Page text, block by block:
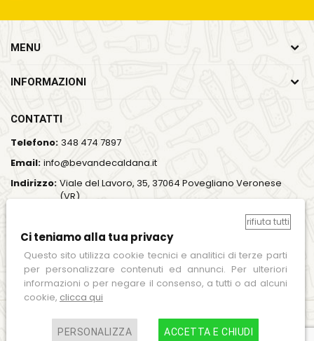
CONTATTI
Telefono: 348 474 7897
Email: info@bevandecaldana.it
Indirizzo: Viale del Lavoro, 35, 37064 Povegliano Veronese
(VR)
MENU
INFORMAZIONI
rifiuta tutti
Ci teniamo alla tua privacy
Questo sito utilizza cookie tecnici e analitici di terze parti
per personalizzare contenuti ed annunci. Per ulteriori
informazioni o per negare il consenso, a tutti o ad alcuni
cookie, clicca qui
PERSONALIZZA ACCETTA E CHIUDI